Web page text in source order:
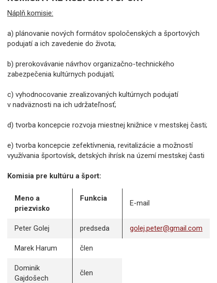
Náplň komisie:
a) plánovanie nových formátov spoločenských a športových
podujatí a ich zavedenie do života;
b) prerokovávanie návrhov organizačno-technického
zabezpečenia kultúrnych podujatí;
c) vyhodnocovanie zrealizovaných kultúrnych podujatí
v nadväznosti na ich udržateľnosť;
d) tvorba koncepcie rozvoja miestnej knižnice v mestskej časti;
e) tvorba koncepcie zefektívnenia, revitalizácie a možností
využívania športovísk, detských ihrísk na území mestskej časti
Komisia pre kultúru a šport:
Meno a
priezvisko
Funkcia
E-mail
Peter Golej predseda golej.peter@gmail.com
Marek Harum člen
Dominik
Gajdošech
člen